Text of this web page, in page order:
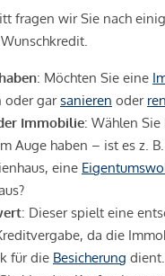
fragen wir Sie nach
: Möchten Sie eine
oder garsanieren oder
Immobilie: Wählen
Auge haben – ist es z.
eine
: Dieser spielt eine
da die
für die Besicherung